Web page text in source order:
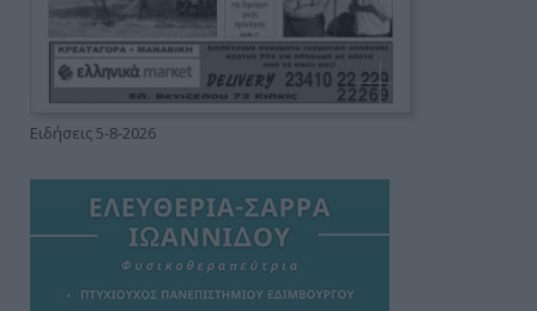
Ειδήσεις 5-8-2026